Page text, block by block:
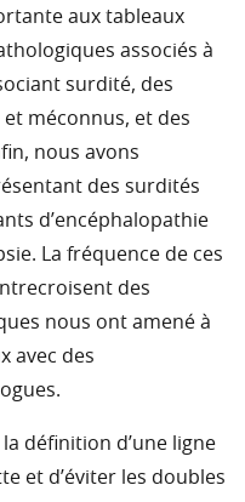
aux tableaux
associés à
surdité, des
méconnus, et des
nous avons
des surdités
d’encéphalopathie
La fréquence de ces
des
nous ont amené à
avec des
définition d’une ligne
et d’éviter les doubles